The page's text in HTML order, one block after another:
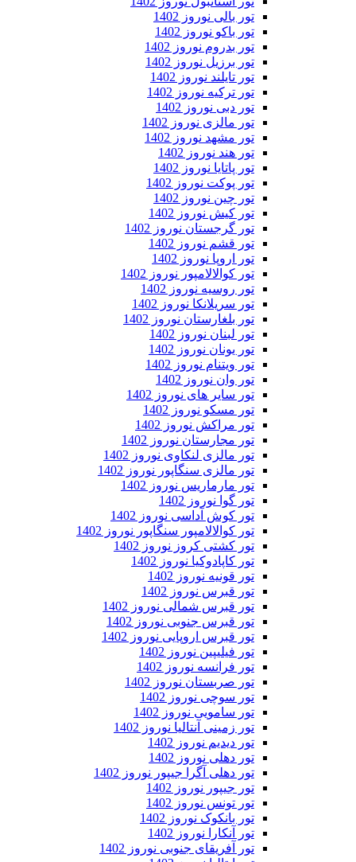
تور بالی نوروز 1402
تور باکو نوروز 1402
تور بدروم نوروز 1402
تور برزیل نوروز 1402
تور تایلند نوروز 1402
تور ترکیه نوروز 1402
تور دبی نوروز 1402
تور مالزی نوروز 1402
تور مشهد نوروز 1402
تور هند نوروز 1402
تور پاتایا نوروز 1402
تور پوکت نوروز 1402
تور چین نوروز 1402
تور کیش نوروز 1402
تور گرجستان نوروز 1402
تور قشم نوروز 1402
تور اروپا نوروز 1402
تور کوالالامپور نوروز 1402
تور روسیه نوروز 1402
تور سریلانکا نوروز 1402
تور بلغارستان نوروز 1402
تور لبنان نوروز 1402
تور یونان نوروز 1402
تور ویتنام نوروز 1402
تور وان نوروز 1402
تور سایر های نوروز 1402
تور مسکو نوروز 1402
تور مراکش نوروز 1402
تور مجارستان نوروز 1402
تور مالزی لنکاوی نوروز 1402
تور مالزی سنگاپور نوروز 1402
تور مارماریس نوروز 1402
تور گوا نوروز 1402
تور کوش آداسی نوروز 1402
تور کوالالامپور سنگاپور نوروز 1402
تور کشتی کروز نوروز 1402
تور کاپادوکیا نوروز 1402
تور قونیه نوروز 1402
تور قبرس نوروز 1402
تور قبرس شمالی نوروز 1402
تور قبرس جنوبی نوروز 1402
تور قبرس اروپایی نوروز 1402
تور فیلیپین نوروز 1402
تور فرانسه نوروز 1402
تور صربستان نوروز 1402
تور سوچی نوروز 1402
تور سامویی نوروز 1402
تور زمینی آنتالیا نوروز 1402
تور دیدیم نوروز 1402
تور دهلی نوروز 1402
تور دهلی آگرا جیپور نوروز 1402
تور جیپور نوروز 1402
تور تونس نوروز 1402
تور بانکوک نوروز 1402
تور آنکارا نوروز 1402
تور آفریقای جنوبی نوروز 1402